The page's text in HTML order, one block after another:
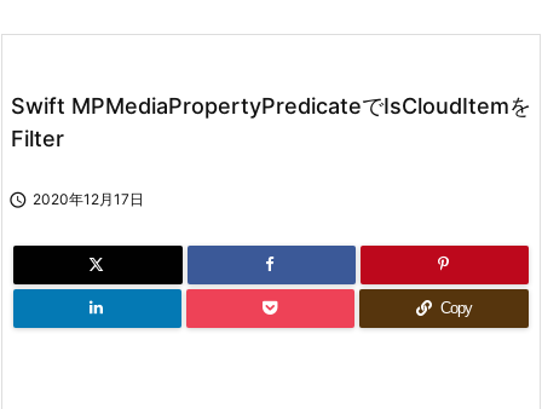
次へ
Swift MPMediaPropertyPredicateでIsCloudItemを
Filter
 2020年12月17日
Copy